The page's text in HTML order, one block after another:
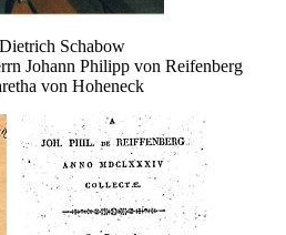
Schabow
Johann Philipp von Reifenberg
von Hoheneck